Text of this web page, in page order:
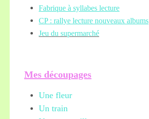
Fabrique à syllabes lecture
CP : rallye lecture nouveaux albums
Jeu du supermarché
Mes découpages
Une fleur
Un train